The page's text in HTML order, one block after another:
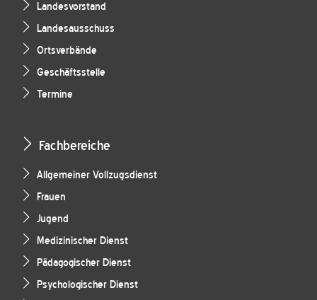
Landesvorstand
Landesausschuss
Ortsverbände
Geschäftsstelle
Termine
Fachbereiche
Allgemeiner Vollzugsdienst
Frauen
Jugend
Medizinischer Dienst
Pädagogischer Dienst
Psychologischer Dienst